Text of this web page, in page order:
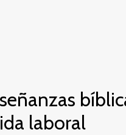
laboral